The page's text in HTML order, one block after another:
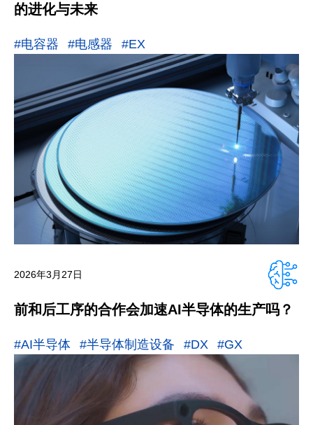
的进化与未来
#电容器 #电感器 #EX
2026年3月27日
前和后工序的合作会加速AI半导体的生产吗？
#AI半导体 #半导体制造设备 #DX #GX